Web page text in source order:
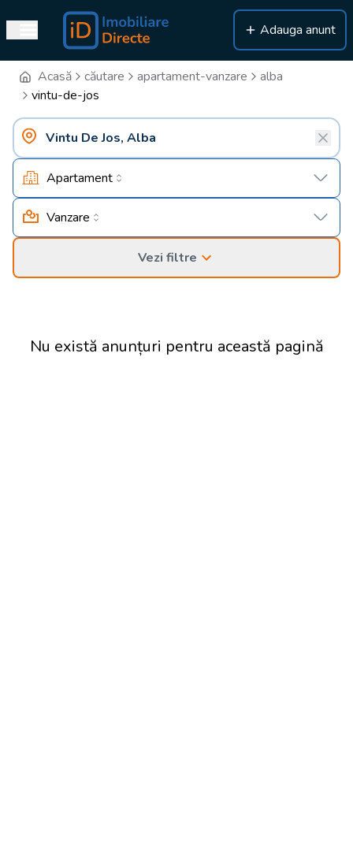
Adauga anunt
Acasă căutare apartament-vanzare
alba
vintu-de-jos
Apartament
Vanzare
Vezi filtre
Nu există anunțuri pentru această pagină